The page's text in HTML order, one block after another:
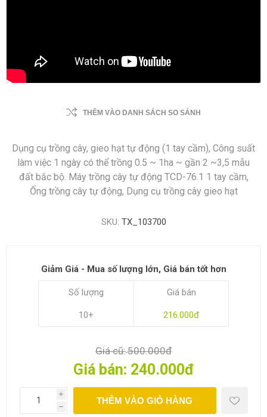
THÊM VÀO DANH SÁCH SO SÁNH
Dụng cụ trồng cây, gieo hạt tự động (1 tay cầm), Công suất
làm việc 1 ngày có thể trồng 0.5 ~ 1ha ~ gần 2 ~3,5 mẫu
đất bắc bộ. Máy trồng cây tự động TCD-76.1 1 tay cầm,
Ống trồng cây tự động, Dụng cụ trồng cây gieo hạt
SKU: TX_103700
Giảm Giá - Mua số lượng lớn, Giá bán tốt hơn
Số lượng
10+
Giá bán
216.000đ
Giá cũ:500.000đ
Giá bán: 240.000đ
i
h
THÊM VÀO GIỎ HÀNG